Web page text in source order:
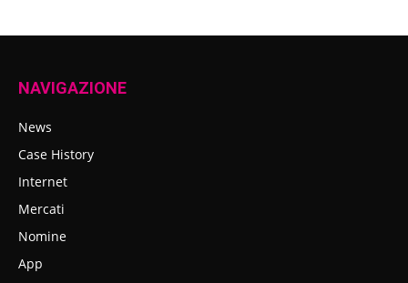
NAVIGAZIONE
News
Case History
Internet
Mercati
Nomine
App